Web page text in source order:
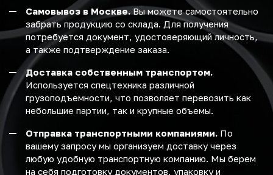
Самовывоз в Москве. Вы можете самостоятельно
забрать продукцию со склада. Для получения
потребуется документ, удостоверяющий личность,
а также подтверждение заказа.
Доставка собственным транспортом.
Используется спецтехника различной
грузоподъемности, что позволяет перевозить как
небольшие партии, так и крупные объемы.
Отправка транспортными компаниями. По
вашему запросу мы организуем доставку через
любую удобную транспортную компанию. Мы берем
на себя подготовку документов, упаковку и